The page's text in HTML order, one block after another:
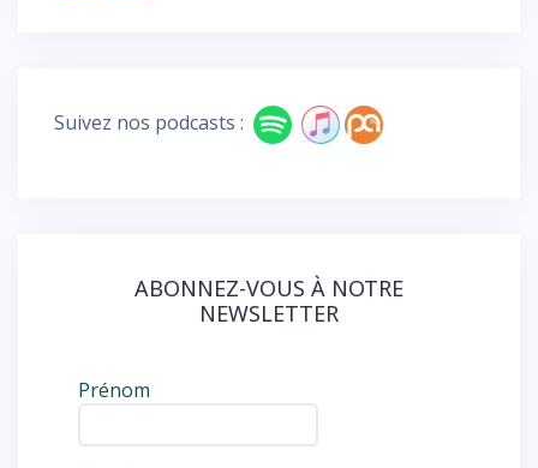
o
Suivez nos podcasts :
ABONNEZ-VOUS À NOTRE
NEWSLETTER
Prénom